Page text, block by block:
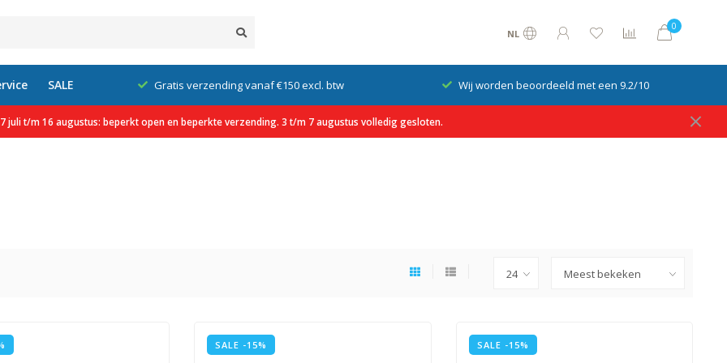
NL
0
SALE Gratis verzending vanaf €150 excl. btw Wij worden beoordeeld met een 9.2/10
juli t/m 16 augustus: beperkt open en beperkte verzending. 3 t/m 7 augustus volledig gesloten.
SALE -15% SALE -15%